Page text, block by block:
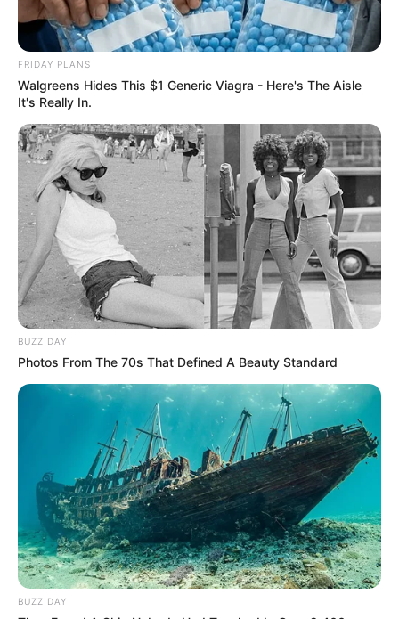
FRIDAY PLANS
Walgreens Hides This $1 Generic Viagra - Here's The Aisle
It's Really In.
BUZZ DAY
Photos From The 70s That Defined A Beauty Standard
BUZZ DAY